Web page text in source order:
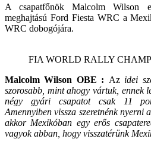
A csapatfőnök Malcolm Wilson
meghajtású Ford Fiesta WRC a
WRC dobogójára.
FIA WORLD RALLY
Malcolm Wilson OBE : Azidei
szorosabb, mint ahogy vártuk, ennek
négy gyári csapatot csak 11
Amennyiben vissza szeretnénk nyerni
akkor Mexikóban egy erős
vagyok abban, hogy visszatérünk